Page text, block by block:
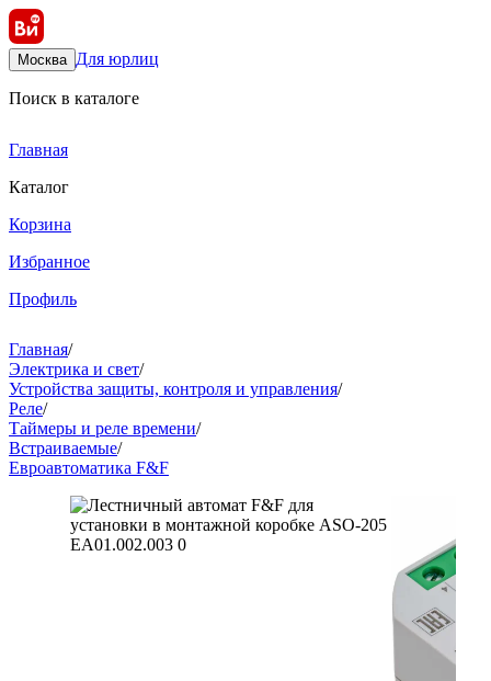
Москва Для юрлиц
Поиск в каталоге
Главная
Каталог
Корзина
Избранное
Профиль
Главная/
Электрика и свет/
Устройства защиты, контроля и управления/
Реле/
Таймеры и реле времени/
Встраиваемые/
Евроавтоматика F&F